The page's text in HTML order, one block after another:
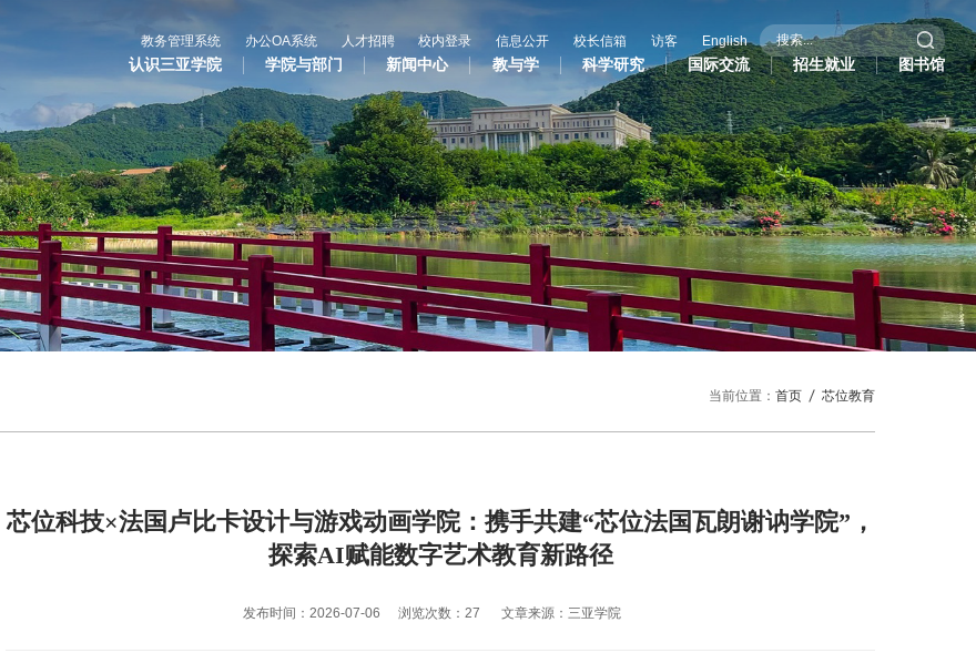
教务管理系统 办公OA系统 人才招聘 校内登录 信息公开 校长信箱 访客 English
认识三亚学院 学院与部门 新闻中心 教与学 科学研究 国际交流 招生就业 图书馆
教与学
专业设置
辅修专业
语言文字网
科学研究
科研平台
科研项目
科研奖项
国际交流
合作办学
国际学生
国际合作与交流处
三亚学院公共外交研究中心
招生就业
招生信息
就业服务
研究生招生
图书馆
当前位置：首页 芯位教育
芯位科技×法国卢比卡设计与游戏动画学院：携手共建“芯位法国瓦朗谢讷学院”，
探索AI赋能数字艺术教育新路径
发布时间：2026-07-06 浏览次数： 27 文章来源：三亚学院